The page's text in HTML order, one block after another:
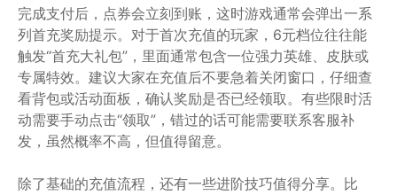
完成支付后，点券会立刻到账，这时游戏通常会弹出一系
列首充奖励提示。对于首次充值的玩家，6元档位往往能
触发“首充大礼包”，里面通常包含一位强力英雄、皮肤或
专属特效。建议大家在充值后不要急着关闭窗口，仔细查
看背包或活动面板，确认奖励是否已经领取。有些限时活
动需要手动点击“领取”，错过的话可能需要联系客服补
发，虽然概率不高，但值得留意。
除了基础的充值流程，还有一些进阶技巧值得分享。比